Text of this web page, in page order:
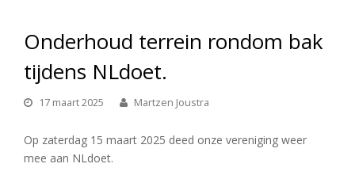
Onderhoud terrein rondom bak
tijdens NLdoet.
17 maart 2025 Martzen Joustra
Op zaterdag 15 maart 2025 deed onze vereniging weer
mee aan NLdoet.